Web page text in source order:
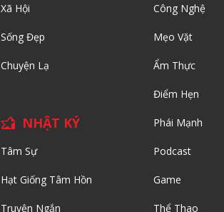
Xã Hội
Sống Đẹp
Chuyện Lạ
NHẬT KÝ
Tâm Sự
Hạt Giống Tâm Hồn
Truyện Ngắn
Công Nghệ
Mẹo Vặt
Ẩm Thực
Điểm Hẹn
Phái Mạnh
Podcast
Game
Thể Thao